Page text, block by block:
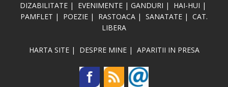
DIZABILITATE | EVENIMENTE | GANDURI | HAI-HUI |
PAMFLET | POEZIE | RASTOACA | SANATATE | CAT.
LIBERA
HARTA SITE| DESPRE MINE| APARITII IN PRESA